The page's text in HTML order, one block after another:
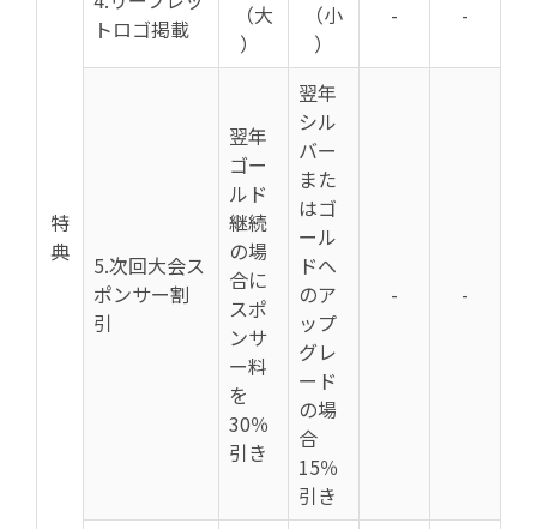
特
典
トロゴ掲載
（大
）
（小
）
- -
5.次回大会ス
ポンサー割
引
翌年
ゴー
ルド
継続
の場
合に
スポ
ンサ
ー料
を
30％
引き
翌年
シル
バー
また
はゴ
ール
ドへ
のア
ップ
グレ
ード
の場
合
15％
引き
- -